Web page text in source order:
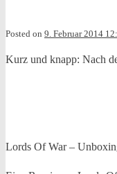
Posted on 9. Februar 2014
Kurz und knapp: Nach
Lords Of War –